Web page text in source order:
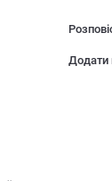
Додати